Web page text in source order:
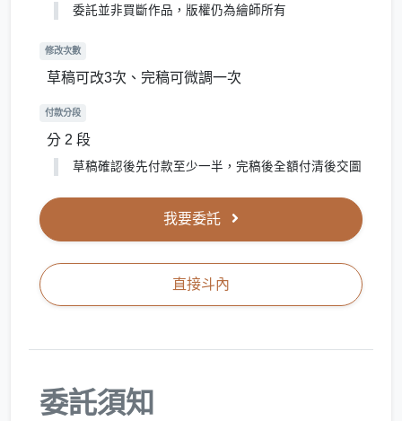
委託並非買斷作品，版權仍為繪師所有
修改次數
草稿可改3次、完稿可微調一次
付款分段
分 2 段
草稿確認後先付款至少一半，完稿後全額付清後交圖
我要委託
直接斗內
委託須知